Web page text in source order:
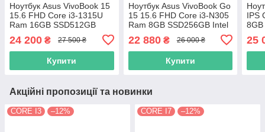
Ноутбук Asus VivoBook 15
15.6 FHD Core i3-1315U
Ram 16GB SSD512GB
S1504VA-NJ2581W 11137
24 200 ₴ 27 500 ₴
Купити
Ноутбук Asus VivoBook Go
15 15.6 FHD Core i3-N305
Ram 8GB SSD256GB Intel
10295
22 880₴ 26 000 ₴
Купити
IPS
25
Акційні пропозиції та новинки
CORE I3 –12% CORE I7 –12%